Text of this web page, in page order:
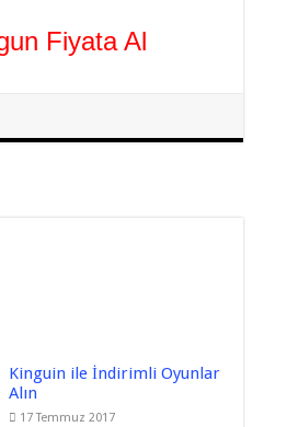
Fiyata Al
Kinguin ile İndirimli Oyunlar
Alın
17 Temmuz 2017